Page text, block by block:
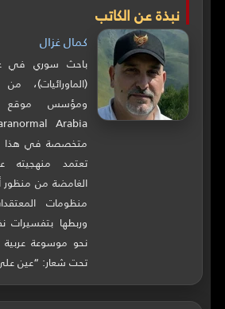
نبذة عن الكاتب
كمال غزال
باحث سوري في
ومؤسس موقع
تعتمد منهجيته
الغامضة من منظور
منظومات
وربطها بتفسيرات
نحو موسوعة عربية
تحت شعار: “عين